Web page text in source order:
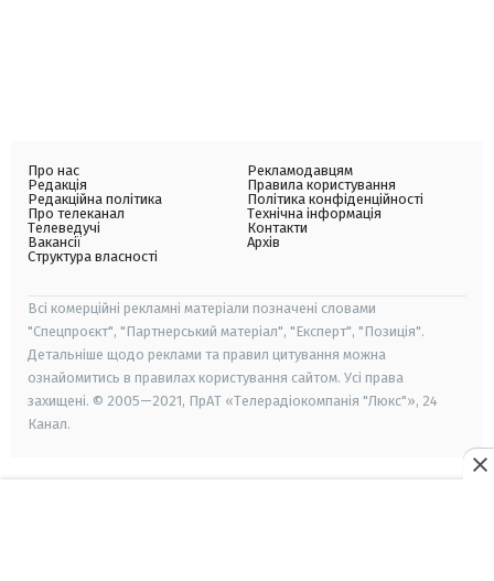
Про нас
Редакція
Редакційна політика
Про телеканал
Телеведучі
Вакансії
Структура власності
Рекламодавцям
Правила користування
Політика конфіденційності
Технічна інформація
Контакти
Архів
Всі комерційні рекламні матеріали позначені словами
"Спецпроєкт", "Партнерський матеріал", "Експерт", "Позиція".
Детальніше щодо реклами та правил цитування можна
ознайомитись в правилах користування сайтом. Усі права
захищені. © 2005—2021, ПрАТ «Телерадіокомпанія "Люкс"», 24
Канал.